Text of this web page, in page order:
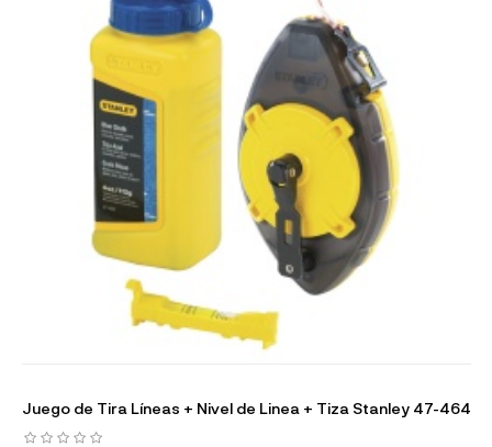
Juego de Tira Líneas + Nivel de Linea + Tiza Stanley 47-464